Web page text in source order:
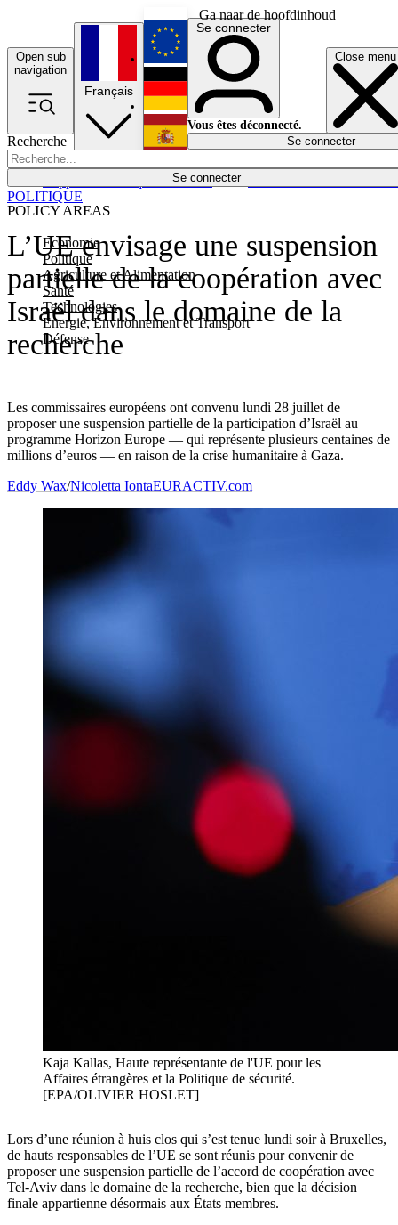
Ga naar de hoofdinhoud
Open sub
navigation
Close menu
Recherche
Se connecter
POLICY AREAS
Economie
Politique
Agriculture et Alimentation
Santé
Technologies
Energie, Environnement et Transport
Défense
Économie
Français
English
Deutsch
Español
Se connecter
Vous êtes déconnecté.
Se connecter
L’UE envisage une suspension
partielle de la coopération avec
Israël dans le domaine de la
recherche
Les commissaires européens ont convenu lundi 28 juillet de
proposer une suspension partielle de la participation d’Israël au
programme Horizon Europe — qui représente plusieurs centaines de
millions d’euros — en raison de la crise humanitaire à Gaza.
POLITIQUE
Eddy Wax/Nicoletta IontaEURACTIV.com
Kaja Kallas, Haute représentante de l'UE pour les
Affaires étrangères et la Politique de sécurité.
[EPA/OLIVIER HOSLET]
Lors d’une réunion à huis clos qui s’est tenue lundi soir à Bruxelles,
de hauts responsables de l’UE se sont réunis pour convenir de
proposer une suspension partielle de l’accord de coopération avec
Tel-Aviv dans le domaine de la recherche, bien que la décision
finale appartienne désormais aux États membres.